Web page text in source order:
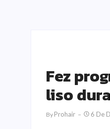
Fez
liso
By Prohair 6 De